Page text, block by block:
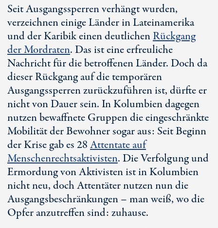
Seit Ausgangssperren verhängt wurden,
verzeichnen einige Länder in Lateinamerika
und der Karibik einen deutlichenRückgang
der Mordraten. Das ist eine erfreuliche
Nachricht für die betroffenen Länder. Doch da
dieser Rückgang auf die temporären
Ausgangssperren zurückzuführen ist, dürfte er
nicht von Dauer sein. In Kolumbien dagegen
nutzen bewaffnete Gruppen die eingeschränkte
Mobilität der Bewohner sogar aus: Seit Beginn
der Krise gab es 28Attentate auf
Menschenrechtsaktivisten. Die Verfolgung und
Ermordung von Aktivisten ist in Kolumbien
nicht neu, doch Attentäter nutzen nun die
Ausgangsbeschränkungen – man weiß, wo die
Opfer anzutreffen sind: zuhause.